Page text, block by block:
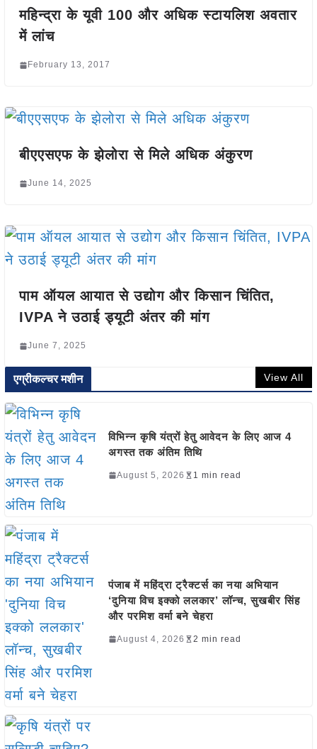
महिन्द्रा के यूवी 100 और अधिक स्टायलिश अवतार
में लांच
February 13, 2017
बीएएसएफ के झेलोरा से मिले अधिक अंकुरण
June 14, 2025
पाम ऑयल आयात से उद्योग और किसान चिंतित,
IVPA ने उठाई ड्यूटी अंतर की मांग
June 7, 2025
एग्रीकल्चर मशीन View All
विभिन्न कृषि यंत्रों हेतु आवेदन के लिए आज 4
अगस्त तक अंतिम तिथि
August 5, 2026 1 min read
पंजाब में महिंद्रा ट्रैक्टर्स का नया अभियान
‘दुनिया विच इक्को ललकार’ लॉन्च, सुखबीर सिंह
और परमिश वर्मा बने चेहरा
August 4, 2026 2 min read